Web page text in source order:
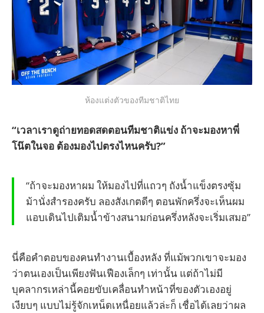
ห้องแต่งตัวของทีมชาติไทย
“เวลาเราดูถ่ายทอดสดตอนทีมชาติแข่ง ถ้าจะมองหาพี่
โน๊ตในจอ ต้องมองไปตรงไหนครับ?”
“ถ้าจะมองหาผม ให้มองไปที่แถวๆ ถังน้ำแข็งตรงซุ้ม
ม้านั่งสำรองครับ ลองสังเกตดีๆ ตอนพักครึ่งจะเห็นผม
แอบเดินไปเติมน้ำข้างสนามก่อนครึ่งหลังจะเริ่มเสมอ”
นี่คือคำตอบของคนทำงานเบื้องหลัง ที่แม้พวกเขาจะมอง
ว่าตนเองเป็นเพียงฟันเฟืองเล็กๆ เท่านั้น แต่ถ้าไม่มี
บุคลากรเหล่านี้คอยขับเคลื่อนทำหน้าที่ของตัวเองอยู่
เงียบๆ แบบไม่รู้จักเหน็ดเหนื่อยแล้วล่ะก็ เชื่อได้เลยว่าผล